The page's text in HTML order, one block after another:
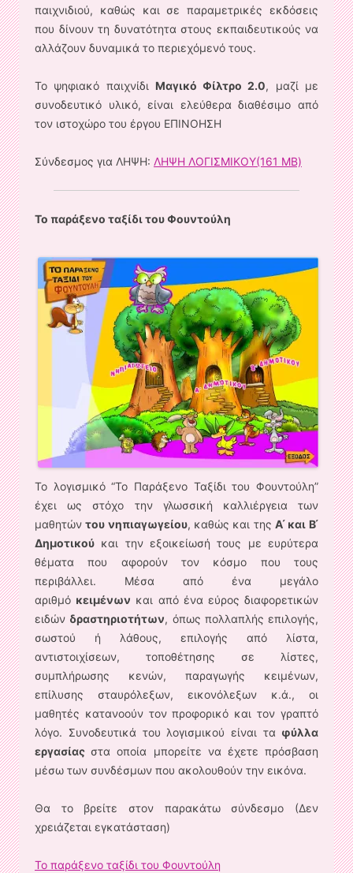
παιχνιδιού, καθώς και σε παραμετρικές εκδόσεις
που δίνουν τη δυνατότητα στους εκπαιδευτικούς να
αλλάζουν δυναμικά το περιεχόμενό τους.
Το ψηφιακό παιχνίδι Μαγικό Φίλτρο 2.0, μαζί με
συνοδευτικό υλικό, είναι ελεύθερα διαθέσιμο από
τον ιστοχώρο του έργου ΕΠΙΝΟΗΣΗ
Σύνδεσμος για ΛΗΨΗ: ΛΗΨΗ ΛΟΓΙΣΜΙΚΟΥ(161 MB)
Το παράξενο ταξίδι του Φουντούλη
Το λογισμικό “Το Παράξενο Ταξίδι του Φουντούλη”
έχει ως στόχο την γλωσσική καλλιέργεια των
μαθητώντου νηπιαγωγείου, καθώς και της Α ́ και Β ́
Δημοτικού και την εξοικείωσή τους με ευρύτερα
θέματα που αφορούν τον κόσμο που τους
περιβάλλει. Μέσα από ένα μεγάλο
αριθμό κειμένων και από ένα εύρος διαφορετικών
ειδών δραστηριοτήτων, όπως πολλαπλής επιλογής,
σωστού ή λάθους, επιλογής από λίστα,
αντιστοιχίσεων, τοποθέτησης σε λίστες,
συμπλήρωσης κενών, παραγωγής κειμένων,
επίλυσης σταυρόλεξων, εικονόλεξων κ.ά., οι
μαθητές κατανοούν τον προφορικό και τον γραπτό
λόγο. Συνοδευτικά του λογισμικού είναι τα φύλλα
εργασίαςστα οποία μπορείτε να έχετε πρόσβαση
μέσω των συνδέσμων που ακολουθούν την εικόνα.
Θα το βρείτε στον παρακάτω σύνδεσμο (Δεν
χρειάζεται εγκατάσταση)
Το παράξενο ταξίδι του Φουντούλη